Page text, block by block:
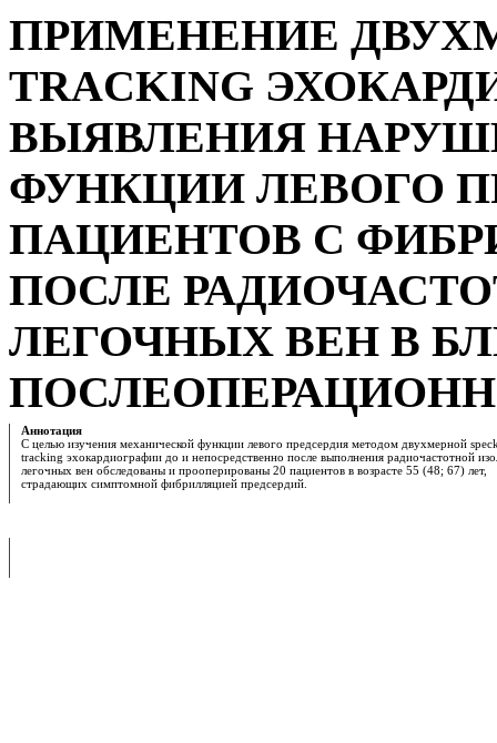
ПРИМЕНЕНИЕ
TRACKING
ВЫЯВЛЕНИЯ
ФУНКЦИИ ЛЕВОГО
ПАЦИЕНТОВ С
ПОСЛЕ
ЛЕГОЧНЫХ ВЕН В
Аннотация
С целью изучения механической функции левого предсердия методом двухмерной
tracking эхокардиографии до и непосредственно после выполнения радиочастотной
легочных вен обследованы и прооперированы 20 пациентов в возрасте 55 (48; 67) лет,
страдающих симптомной фибрилляцией предсердий.